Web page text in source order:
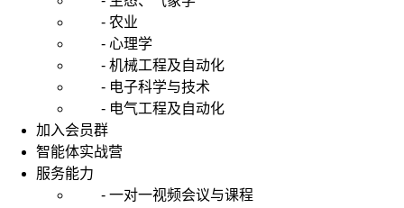
- 农业
- 心理学
- 机械工程及自动化
- 电子科学与技术
- 电气工程及自动化
加入会员群
智能体实战营
服务能力
- 一对一视频会议与课程